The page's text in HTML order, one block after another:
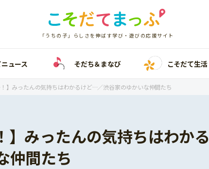
「うちの子」らしさを伸ばす学び・遊びの応援サイト
ュース そだち＆まなび こそだて生活
！】みったんの気持ちはわかるけど…／渋谷家のゆかいな仲間たち
】みったんの気持ちはわかる
仲間たち